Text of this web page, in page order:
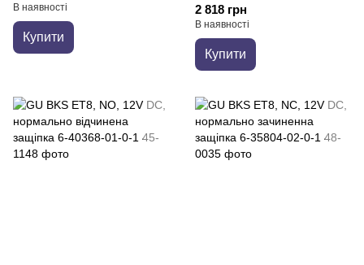
В наявності
Купити
2 818 грн
В наявності
Купити